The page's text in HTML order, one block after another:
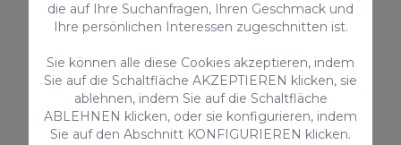
Sun Cay
Villa Sun Cay ist ein fantastisches Anwesen mit
privatem Pool und Platz für bis zu 8 Personen im
Herzen von Cercados de Espino in der Stadt
die auf Ihre Suchanfragen, Ihren Geschmack und
Ihre persönlichen Interessen zugeschnitten ist.
Sie können alle diese Cookies akzeptieren, indem
Sie auf die Schaltfläche AKZEPTIEREN klicken, sie
ablehnen, indem Sie auf die Schaltfläche
ABLEHNEN klicken, oder sie konfigurieren, indem
Sie auf den Abschnitt KONFIGURIEREN klicken.